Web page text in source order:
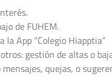
de FUHEM.
App “Colegio Hiapptia”
gestión de altas o
quejas, o